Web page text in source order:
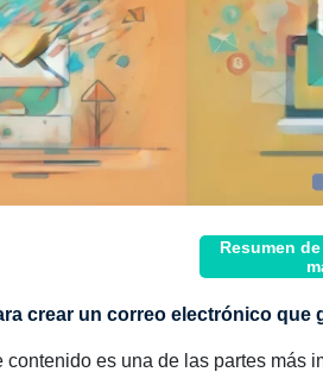
Resumen
crear un correo electrónico que
contenido es una de las partes más